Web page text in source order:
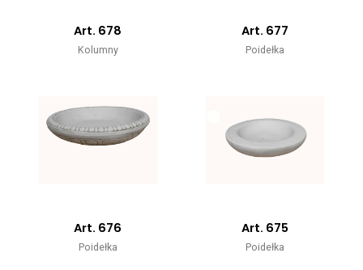
Art. 678
Kolumny
Art. 677
Poidełka
Art. 676
Poidełka
Art. 675
Poidełka